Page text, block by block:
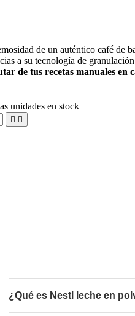
de un auténtico café de
a su tecnología de
de tus recetas manuales en
unidades en stock
 
¿Qué es Nestl leche en